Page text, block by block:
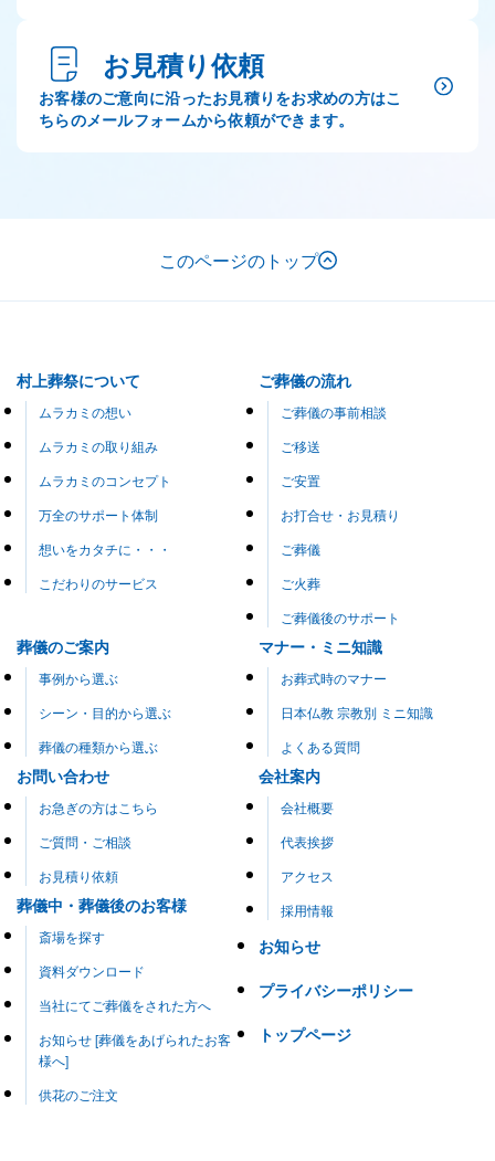
お見積り依頼
お客様のご意向に沿ったお見積りをお求めの方はこ
ちらのメールフォームから依頼ができます。
このページのトップ
村上葬祭について
ムラカミの想い
ムラカミの取り組み
ムラカミのコンセプト
万全のサポート体制
想いをカタチに・・・
こだわりのサービス
葬儀のご案内
事例から選ぶ
シーン・目的から選ぶ
葬儀の種類から選ぶ
ご葬儀の流れ
ご葬儀の事前相談
ご移送
ご安置
お打合せ・お見積り
ご葬儀
ご火葬
ご葬儀後のサポート
マナー・ミニ知識
お葬式時のマナー
日本仏教 宗教別 ミニ知識
よくある質問
お問い合わせ
お急ぎの方はこちら
ご質問・ご相談
お見積り依頼
葬儀中・葬儀後のお客様
斎場を探す
資料ダウンロード
当社にてご葬儀をされた方へ
お知らせ [葬儀をあげられたお客
様へ]
供花のご注文
会社案内
会社概要
代表挨拶
アクセス
採用情報
お知らせ
プライバシーポリシー
トップページ